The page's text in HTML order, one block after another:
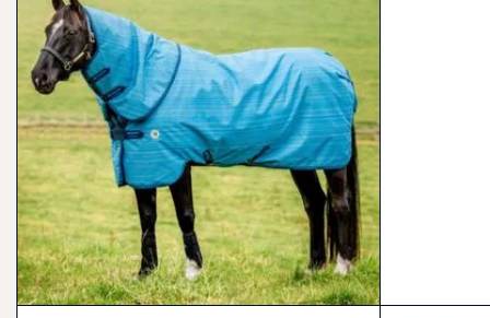
vnější deky nebo pocitu chladu